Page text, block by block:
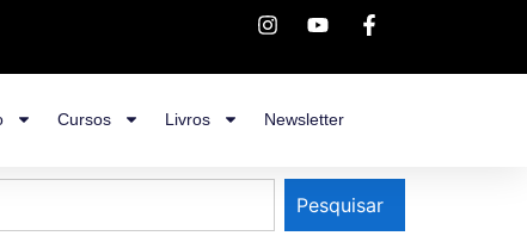
Cursos Livros Newsletter
Pesquisar